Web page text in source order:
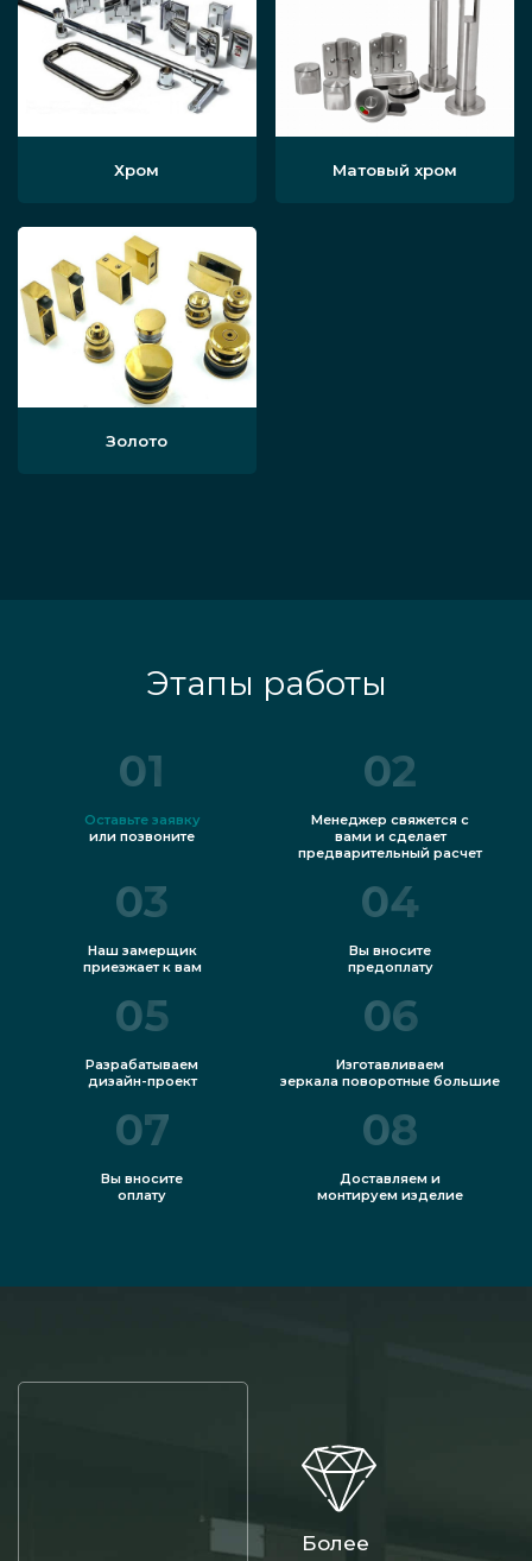
Хром Матовый хром
Золото
Этапы работы
01
Оставьте заявку
или позвоните
02
Менеджер свяжется с
вами и сделает
предварительный расчет
03
Наш замерщик
приезжает к вам
04
Вы вносите
предоплату
05
Разрабатываем
дизайн-проект
06
Изготавливаем
зеркала поворотные большие
07
Вы вносите
оплату
08
Доставляем и
монтируем изделие
Более